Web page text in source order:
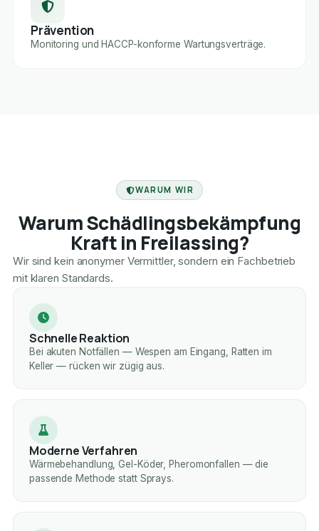
Prävention
Monitoring und HACCP-konforme Wartungsverträge.
WARUM WIR
Warum Schädlingsbekämpfung
Kraft in Freilassing?
Wir sind kein anonymer Vermittler, sondern ein Fachbetrieb
mit klaren Standards.
Schnelle Reaktion
Bei akuten Notfällen — Wespen am Eingang, Ratten im
Keller — rücken wir zügig aus.
Moderne Verfahren
Wärmebehandlung, Gel-Köder, Pheromonfallen — die
passende Methode statt Sprays.